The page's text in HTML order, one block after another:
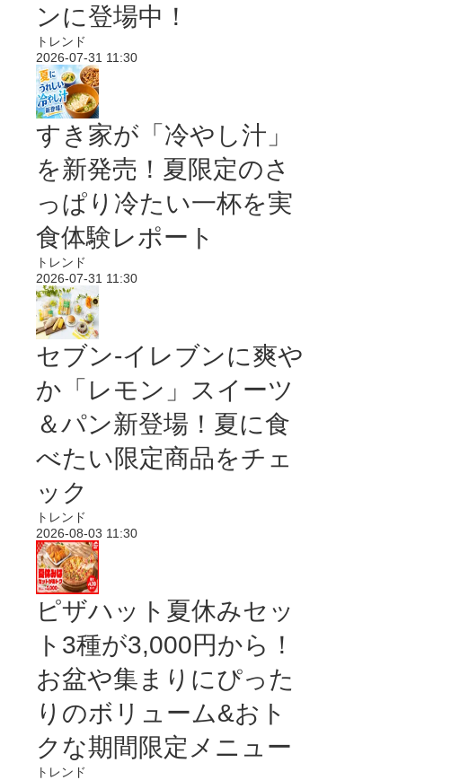
ンに登場中！
トレンド
2026-07-31 11:30
すき家が「冷やし汁」
を新発売！夏限定のさ
っぱり冷たい一杯を実
食体験レポート
トレンド
2026-07-31 11:30
セブン‐イレブンに爽や
か「レモン」スイーツ
＆パン新登場！夏に食
べたい限定商品をチェ
ック
トレンド
2026-08-03 11:30
ピザハット夏休みセッ
ト3種が3,000円から！
お盆や集まりにぴった
りのボリューム&おト
クな期間限定メニュー
トレンド